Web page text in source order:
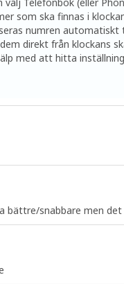
som ska finnas i
numren
direkt från klockans
med att hitta
bättre/snabbare men